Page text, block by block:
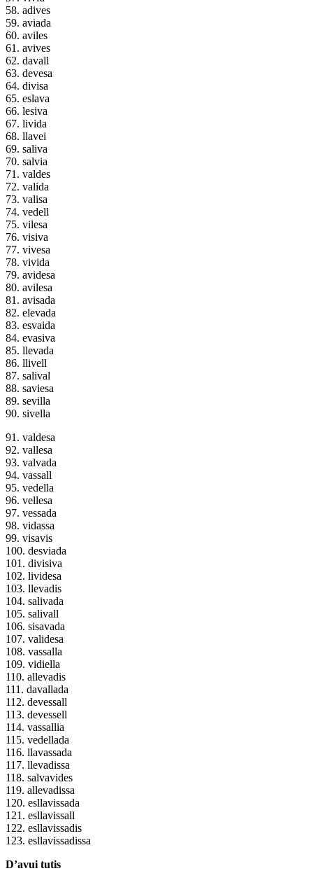
58. adives
59. aviada
60. aviles
61. avives
62. davall
63. devesa
64. divisa
65. eslava
66. lesiva
67. livida
68. llavei
69. saliva
70. salvia
71. valdes
72. valida
73. valisa
74. vedell
75. vilesa
76. visiva
77. vivesa
78. vivida
79. avidesa
80. avilesa
81. avisada
82. elevada
83. esvaida
84. evasiva
85. llevada
86. llivell
87. salival
88. saviesa
89. sevilla
90. sivella
91. valdesa
92. vallesa
93. valvada
94. vassall
95. vedella
96. vellesa
97. vessada
98. vidassa
99. visavis
100. desviada
101. divisiva
102. lividesa
103. llevadis
104. salivada
105. salivall
106. sisavada
107. validesa
108. vassalla
109. vidiella
110. allevadis
111. davallada
112. devessall
113. devessell
114. vassallia
115. vedellada
116. llavassada
117. llevadissa
118. salvavides
119. allevadissa
120. esllavissada
121. esllavissall
122. esllavissadis
123. esllavissadissa
D’avui tutis